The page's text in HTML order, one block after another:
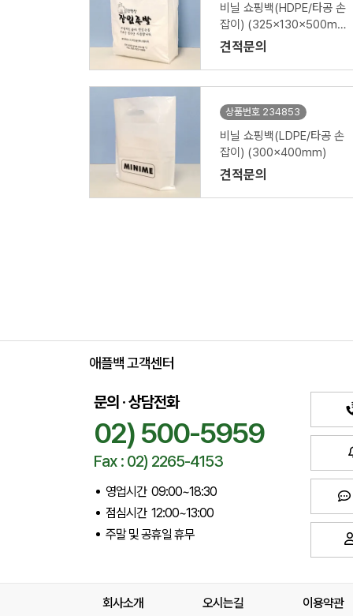
비닐 쇼핑백(HDPE/타공 손
잡이) (325x130x500m
m)
견적문의
상품번호 234853
비닐 쇼핑백(LDPE/타공 손
잡이) (300x400mm)
견적문의
애플백 고객센터
문의 · 상담전화
02) 500-5959
Fax : 02) 2265-4153
영업시간 09:00~18:30
점심시간 12:00~13:00
주말 및 공휴일 휴무
회사소개 오시는길 이용약관